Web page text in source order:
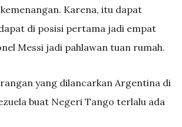
Karena, itu dapat
di posisi pertama jadi empat
Messi jadi pahlawan tuan rumah.
yang dilancarkan Argentina di
buat Negeri Tango terlalu ada